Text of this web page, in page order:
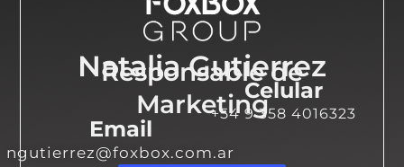
Natalia Gutierrez
Responsable de
Marketing
Email
ngutierrez@foxbox.com.ar
Celular
+54 9 358 4016323